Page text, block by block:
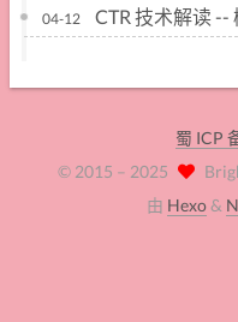
04-12 CTR 技术解读 --
蜀 ICP
© 2015 – 2025
由 Hexo&